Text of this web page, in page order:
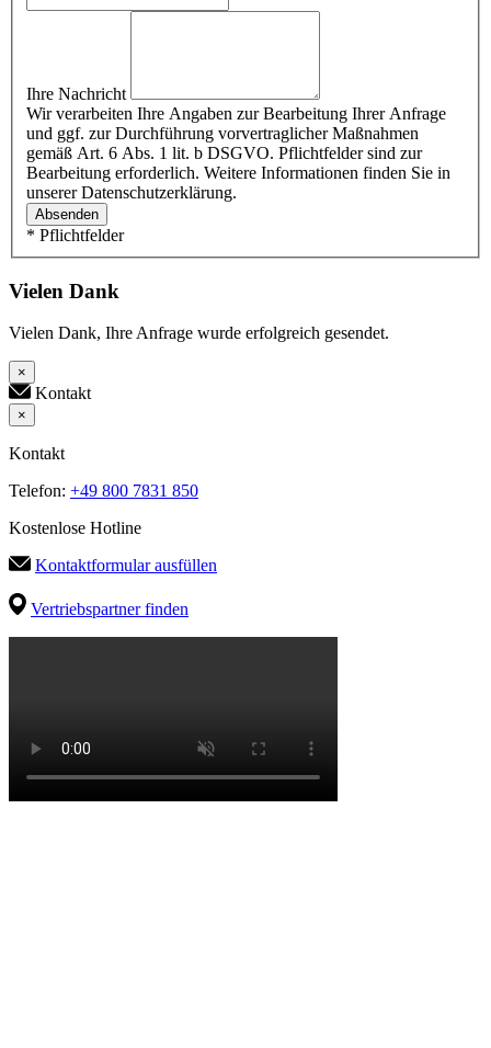
Ihre Nachricht
Wir verarbeiten Ihre Angaben zur Bearbeitung Ihrer Anfrage
und ggf. zur Durchführung vorvertraglicher Maßnahmen
gemäß Art. 6 Abs. 1 lit. b DSGVO. Pflichtfelder sind zur
Bearbeitung erforderlich. Weitere Informationen finden Sie in
unserer Datenschutzerklärung.
Absenden
* Pflichtfelder
Vielen Dank
Vielen Dank, Ihre Anfrage wurde erfolgreich gesendet.
×
Kontakt
×
Kontakt
Telefon: +49 800 7831 850
Kostenlose Hotline
Kontaktformular ausfüllen
Vertriebspartner finden